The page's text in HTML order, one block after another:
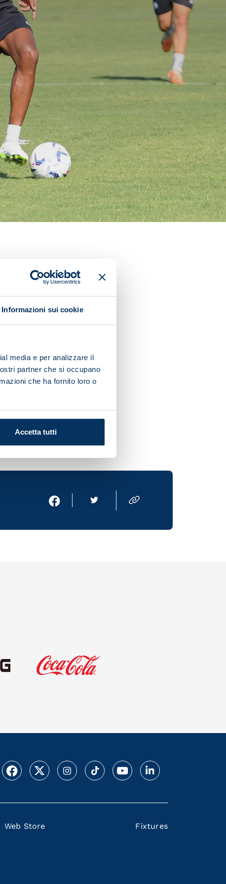
Informazioni sui cookie
media e per analizzare il
partner che si occupano
che ha fornito loro o
Accetta tutti
Napoli Konami Training
pitch.
Web Store Fixtures